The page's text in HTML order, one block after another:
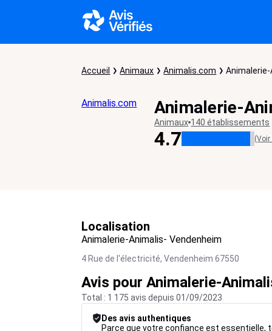
Accueil Animaux Animalis.com
Animalis.com Animalerie-
Animaux 140 établissements
4.7 (Voir
Localisation
Animalerie-Animalis- Vendenheim
4 Rue de l'électricité, Vendenheim 67550
Avis pour Animalerie-
Total : 1 175 avis depuis 01/09/2023
Des avis authentiques
Parce que votre confiance est essentielle,